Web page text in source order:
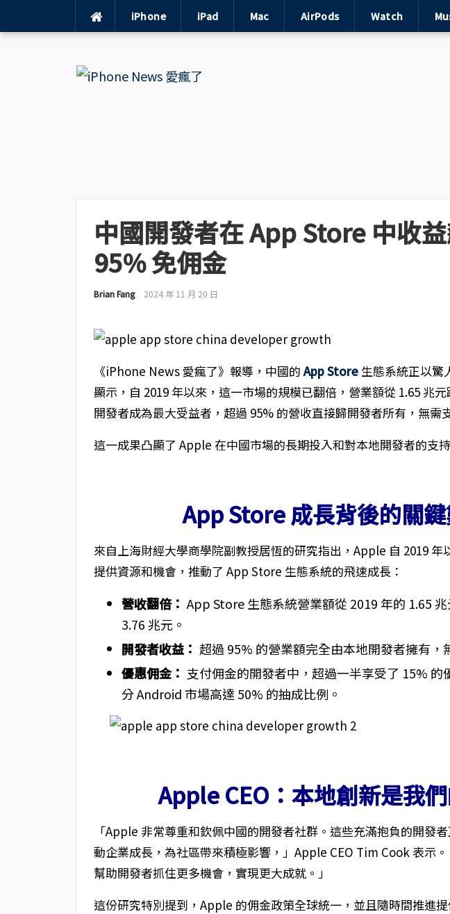
iPhone iPad Mac AirPods Watch
中國開發者在 App Store 中收
95% 免佣金
Brian Fang 2024 年 11 月 20 日
《iPhone News 愛瘋了》報導，中國的App Store生態系統正以驚
顯示，自 2019 年以來，這一市場的規模已翻倍，營業額從 1.65 兆
開發者成為最大受益者，超過 95% 的營收直接歸開發者所有，無需
這一成果凸顯了 Apple 在中國市場的長期投入和對本地開發者的支持
App Store 成長背後的關
來自上海財經大學商學院副教授居恆的研究指出，Apple 自 2019 年
提供資源和機會，推動了 App Store 生態系統的飛速成長：
營收翻倍： App Store 生態系統營業額從 2019 年的 1.65
3.76 兆元。
開發者收益： 超過 95% 的營業額完全由本地開發者擁有，
優惠佣金： 支付佣金的開發者中，超過一半享受了 15% 的
分 Android 市場高達 50% 的抽成比例。
Apple CEO：本地創新是我
「Apple 非常尊重和欽佩中國的開發者社群。這些充滿抱負的開發
動企業成長，為社區帶來積極影響，」Apple CEO Tim Cook 表示。
幫助開發者抓住更多機會，實現更大成就。」
這份研究特別提到，Apple 的佣金政策全球統一，並且隨時間推進